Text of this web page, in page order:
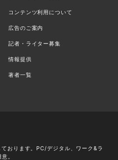
コンテンツ利用について
広告のご案内
記者・ライター募集
情報提供
著者一覧
おります。PC/デジタル、ワーク&ラ
。